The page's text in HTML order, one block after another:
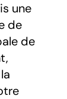
une
de
de